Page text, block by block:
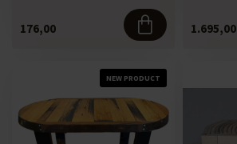
176,00 1.695,00
NEW PRODUCT